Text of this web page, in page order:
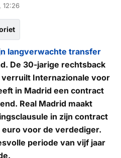
12:26
langverwachte transfer
De 30-jarige rechtsback
Internazionale voor
in Madrid een contract
Real Madrid maakt
in zijn contract
voor de verdediger.
periode van vijf jaar